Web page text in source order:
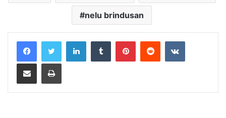
nelu brindusan
LinkedInTumblrPinterestRedditVKontakte
Distribuie prin mail Tipărește